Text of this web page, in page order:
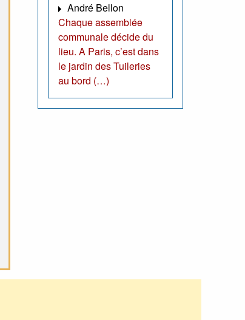
André Bellon
Chaque assemblée
communale décide du
lieu. A Paris, c’est dans
le jardin des Tuileries
au bord (…)